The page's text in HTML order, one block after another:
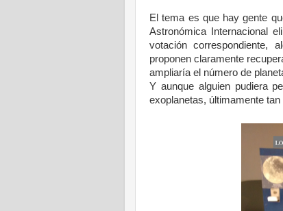
El tema es que hay gente
Astronómica Internacional
votación correspondiente,
proponen claramente
ampliaría el número de
Y aunque alguien pudiera
exoplanetas, últimamente